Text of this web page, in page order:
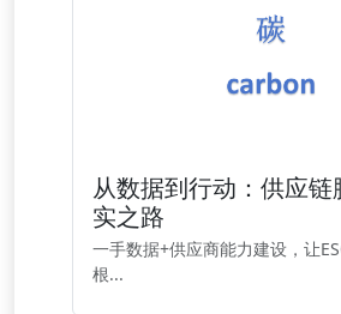
从数据到行动：供应链
实之路
一手数据+供应商能力建设，让
根...